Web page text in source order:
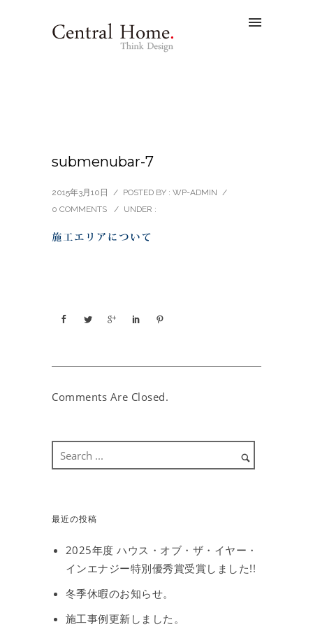
submenubar-7
2015年3月10日 / POSTED BY : WP-ADMIN /
0 COMMENTS
/ UNDER :
Comments Are Closed.
最近の投稿
2025年度 ハウス・オブ・ザ・イヤー・
インエナジー特別優秀賞受賞しました!!
冬季休暇のお知らせ。
施工事例更新しました。